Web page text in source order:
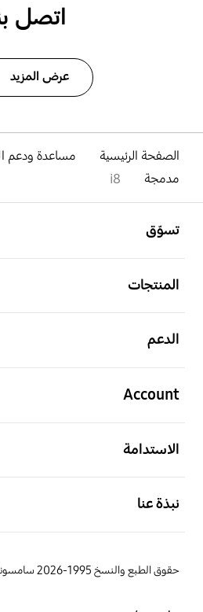
اتصل
عرض المزيد
الصفحة الرئيسية مساعدة ودعم
مدمجة
i8
تسوّق
المنتجات
الدعم
Account
الاستدامة
نبذة عنا
حقوق الطبع والنسخ 1995-2026 سامسونج. جميع الحقوق محفوظة.